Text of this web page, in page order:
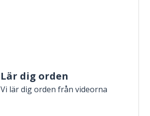
Lär dig orden
Vi lär dig orden från videorna